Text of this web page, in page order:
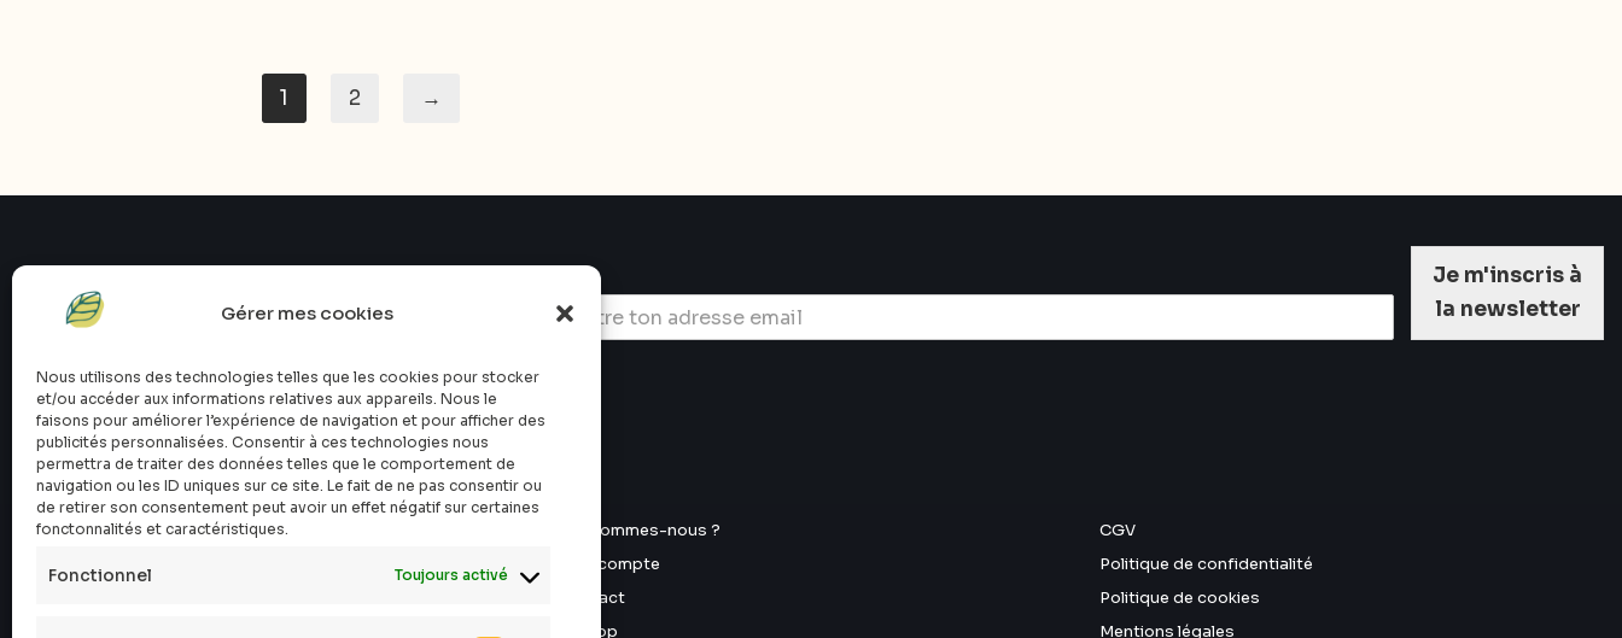
Gérer mes cookies
Nous utilisons des technologies telles que les cookies pour stocker
et/ou accéder aux informations relatives aux appareils. Nous le
faisons pour améliorer l’expérience de navigation et pour afficher des
publicités personnalisées. Consentir à ces technologies nous
permettra de traiter des données telles que le comportement de
navigation ou les ID uniques sur ce site. Le fait de ne pas consentir ou
de retirer son consentement peut avoir un effet négatif sur certaines
fonctonnalités et caractéristiques.
Fonctionnel Toujours activé
1 2 →
Je m'inscris à
la newsletter
Qui sommes-nous ?
Mon compte
Contact
E-shop
CGV
Politique de confidentialité
Politique de cookies
Mentions légales